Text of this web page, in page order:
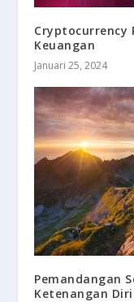
Cryptocurrency
Keuangan
Januari 25, 2024
Pemandangan
Ketenangan Diri